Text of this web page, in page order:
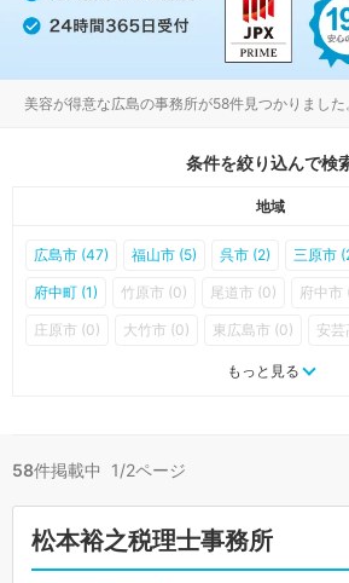
美容が得意な広島の事務所が58件見つかりました
条件を絞り込んで検
地域
広島市 (47) 福山市 (5) 呉市 (2) 三原市
府中町 (1) 竹原市 (0) 尾道市 (0) 府中市
庄原市 (0) 大竹市 (0) 東広島市 (0) 安
熊野町 (0)
もっと見る
58件掲載中 1/2ページ
松本裕之税理士事務所